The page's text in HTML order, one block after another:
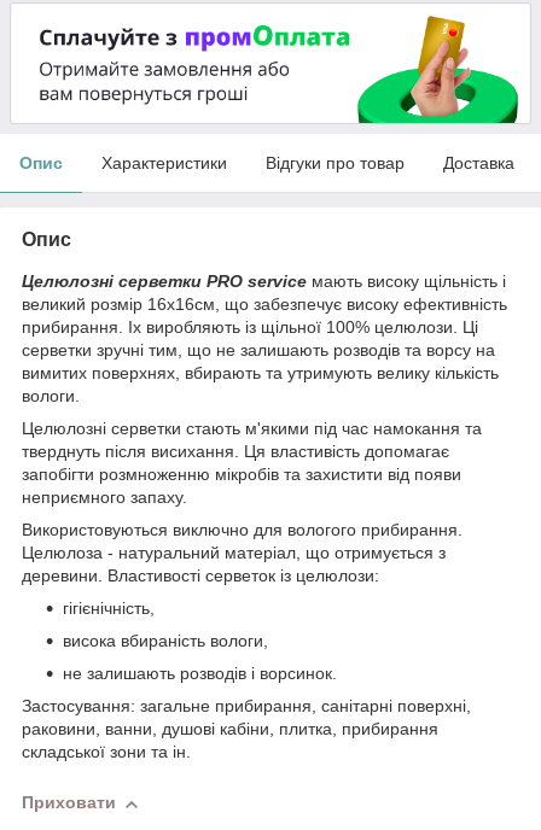
Опис Характеристики Відгуки про товар Доставка
Опис
Целюлозні серветки PRO service мають високу щільність і
великий розмір 16х16см, що забезпечує високу ефективність
прибирання. Іх виробляють із щільної 100% целюлози. Ці
серветки зручні тим, що не залишають розводів та ворсу на
вимитих поверхнях, вбирають та утримують велику кількість
вологи.
Целюлозні серветки стають м'якими під час намокання та
тверднуть після висихання. Ця властивість допомагає
запобігти розмноженню мікробів та захистити від появи
неприємного запаху.
Використовуються виключно для вологого прибирання.
Целюлоза - натуральний матеріал, що отримується з
деревини. Властивості серветок із целюлози:
гігієнічність,
висока вбираність вологи,
не залишають розводів і ворсинок.
Застосування: загальне прибирання, санітарні поверхні,
раковини, ванни, душові кабіни, плитка, прибирання
складської зони та ін.
Приховати